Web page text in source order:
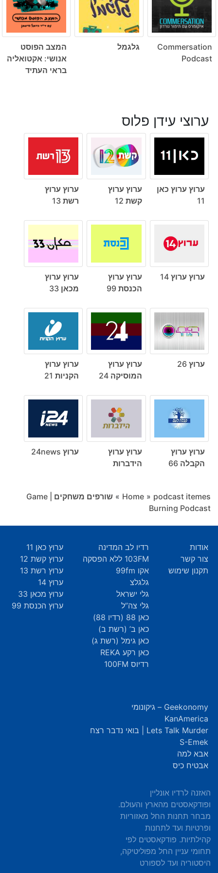
Commersation
Podcast
גלגמל
המצב הפוסט
אנושי: אקטואליה
בראי העתיד
ערוצי עידן פלוס
ערוץ ערוץ כאן
11
ערוץ ערוץ
קשת 12
ערוץ ערוץ
רשת 13
ערוץ ערוץ 14
ערוץ ערוץ
הכנסת 99
ערוץ ערוץ
מכאן 33
ערוץ 26
ערוץ ערוץ
המוסיקה 24
ערוץ ערוץ
הקניות 21
ערוץ ערוץ
הקבלה 66
ערוץ ערוץ
הידברות
ערוץ 24news
Home » podcast itemes
»
שורפים משחקים | Game
Burning Podcast
אודות
צור קשר
תקנון שימוש
רדיו לב המדינה
103FM ללא הפסקה
אקו 99fm
גלגלצ
גלי ישראל
גלי צה”ל
כאן 88 (רדיו 88)
כאן ב’ (רשת ב)
כאן גימל (רשת ג)
כאן רקע REKA
רדיוס 100FM
ערוץ כאן 11
ערוץ קשת 12
ערוץ רשת 13
ערוץ 14
ערוץ מכאן 33
ערוץ הכנסת 99
Geekonomy – גיקונומי
KanAmerica
Lets Talk Murder | בואי נדבר רצח
S-Emek
אבא למה
אבטיח כיס
האזנה לרדיו אונליין
ופודקאסטים מהארץ והעולם.
מבחר תחנות החל מאזוריות
ופרטיות ועד לתחנות
קהילתיות. פודקאסטים לפי
תחומי עניין החל מפוליטיקה,
היסטוריה ועד לספורט